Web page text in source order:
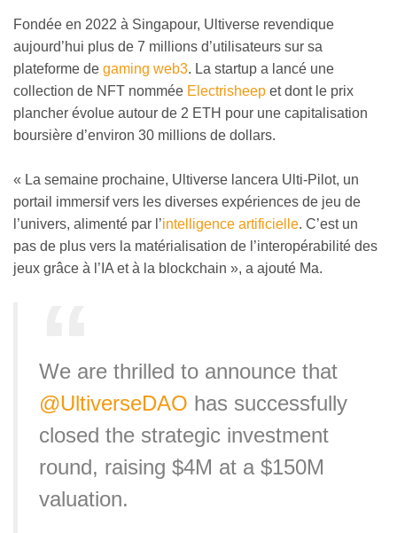
Fondée en 2022 à Singapour, Ultiverse revendique
aujourd’hui plus de 7 millions d’utilisateurs sur sa
plateforme de gaming web3. La startup a lancé une
collection de NFT nommée Electrisheep et dont le prix
plancher évolue autour de 2 ETH pour une capitalisation
boursière d’environ 30 millions de dollars.
« La semaine prochaine, Ultiverse lancera Ulti-Pilot, un
portail immersif vers les diverses expériences de jeu de
l’univers, alimenté par l’intelligence artificielle. C’est un
pas de plus vers la matérialisation de l’interopérabilité des
jeux grâce à l’IA et à la blockchain », a ajouté Ma.
We are thrilled to announce that
@UltiverseDAO has successfully
closed the strategic investment
round, raising $4M at a $150M
valuation.